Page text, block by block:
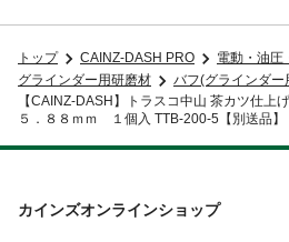
トップ CAINZ-DASH PRO 電動・油圧
グラインダー用研磨材
バフ(グラインダー
【CAINZ-DASH】トラスコ中山 茶カツ仕
５．８８ｍｍ １個入 TTB-200-5【別送品】
カインズオンラインショップ